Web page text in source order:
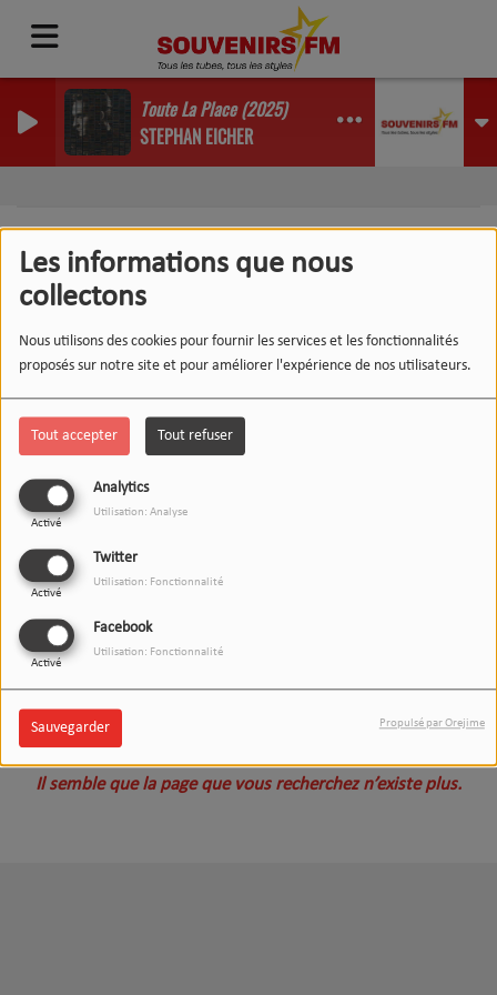
Les informations que nous
collectons
Nous utilisons des cookies pour fournir les services et les fonctionnalités
proposés sur notre site et pour améliorer l'expérience de nos utilisateurs.
Tout accepter Tout refuser
Analytics
Activé
Utilisation: Analyse
Twitter
Activé
Utilisation: Fonctionnalité
Facebook
Activé
Utilisation: Fonctionnalité
Sauvegarder Propulsé par Orejime
Toute La Place (2025)
STEPHAN EICHER
404
Oups, vous avez rencontré
Il semble que la page que vous recherchez n’existe plus.